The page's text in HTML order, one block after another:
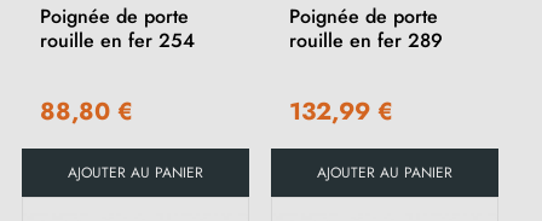
Poignée de porte
rouille en fer 254
88,80 €
AJOUTER AU PANIER
Poignée de porte
rouille en fer 289
132,99 €
AJOUTER AU PANIER